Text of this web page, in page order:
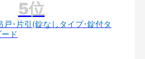
戸･片引(錠なしタイプ･錠付タ
ド